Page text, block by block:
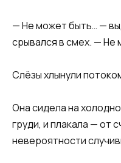
— Не может быть… —
срывался в смех. — Не
Слёзы хлынули
Она сидела на
груди, и плакала — от
невероятности